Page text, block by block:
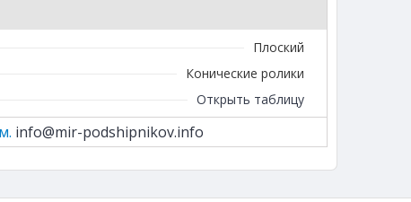
Плоский
Конические ролики
Открыть таблицу
info@mir-podshipnikov.info